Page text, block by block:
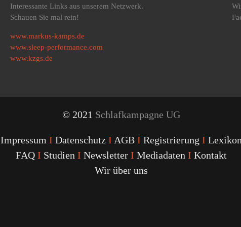
Interessante Links aus unserem Netzwerk.
Schauen Sie mal rein!
www.markus-kamps.de
www.sleep-performance.com
www.kzgs.de
© 2021 Schlafkampagne UG
Impressum I Datenschutz I AGB I Registrierung I Lexikon
FAQ I Studien I Newsletter I Mediadaten I Kontakt
Wir über uns